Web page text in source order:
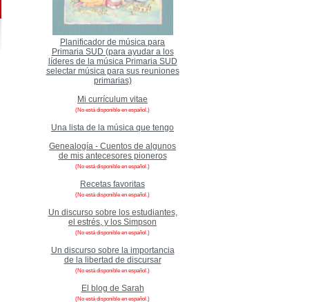
Planificador de música para
Primaria SUD (para ayudar a los
líderes de la música Primaria SUD
selectar música para sus reuniones
primarias)
Mi currículum vitae
(No está disponible en español.)
Una lista de la música que tengo
Genealogía - Cuentos de algunos
de mis antecesores pioneros
(No está disponible en español.)
Recetas favoritas
(No está disponible en español.)
Un discurso sobre los estudiantes,
el estrés, y los Simpson
(No está disponible en español.)
Un discurso sobre la importancia
de la libertad de discursar
(No está disponible en español.)
El blog de Sarah
(No está disponible en español.)